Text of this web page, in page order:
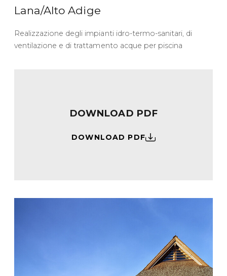
Lana/Alto Adige
Realizzazione degli impianti idro-termo-sanitari, di
ventilazione e di trattamento acque per piscina
DOWNLOAD PDF
DOWNLOAD PDF